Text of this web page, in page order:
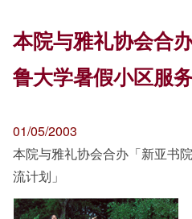
本院与雅礼协会合
鲁大学暑假小区服
01/05/2003
本院与雅礼协会合办「新亚书
流计划」